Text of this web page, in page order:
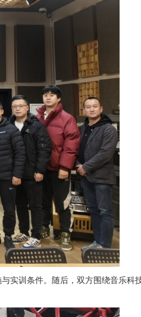
实训条件。随后，双方围绕音乐科